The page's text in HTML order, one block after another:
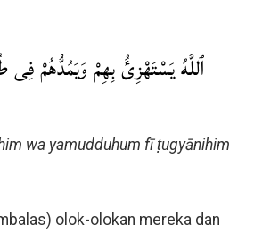
ٱللَّهُ يَسْتَهْزِئُ بِهِمْ وَيَمُدُّهُمْ فِى
wa yamudduhum fī ṭugyānihim
olok-olokan mereka dan